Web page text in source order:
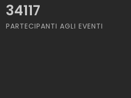
34117
PARTECIPANTI AGLI EVENTI